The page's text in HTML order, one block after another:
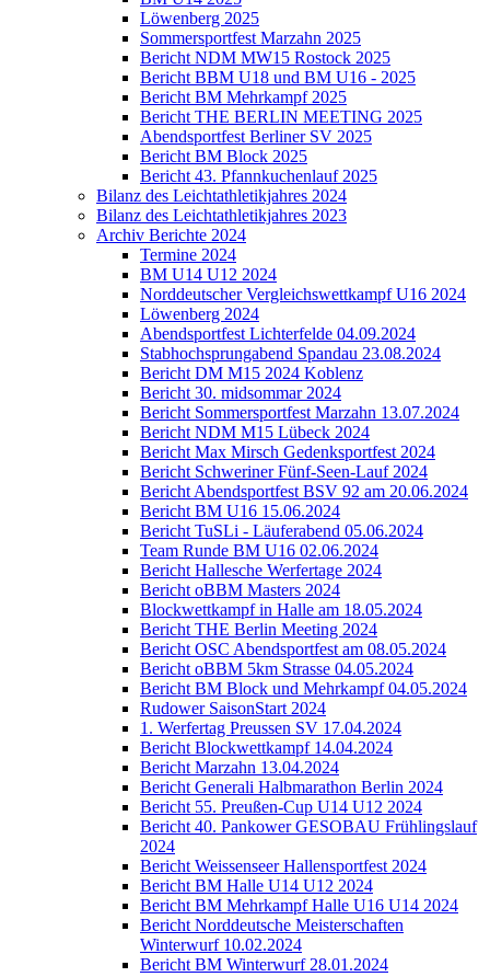
Löwenberg 2025
Sommersportfest Marzahn 2025
Bericht NDM MW15 Rostock 2025
Bericht BBM U18 und BM U16 - 2025
Bericht BM Mehrkampf 2025
Bericht THE BERLIN MEETING 2025
Abendsportfest Berliner SV 2025
Bericht BM Block 2025
Bericht 43. Pfannkuchenlauf 2025
Bilanz des Leichtathletikjahres 2024
Bilanz des Leichtathletikjahres 2023
Archiv Berichte 2024
Termine 2024
BM U14 U12 2024
Norddeutscher Vergleichswettkampf U16 2024
Löwenberg 2024
Abendsportfest Lichterfelde 04.09.2024
Stabhochsprungabend Spandau 23.08.2024
Bericht DM M15 2024 Koblenz
Bericht 30. midsommar 2024
Bericht Sommersportfest Marzahn 13.07.2024
Bericht NDM M15 Lübeck 2024
Bericht Max Mirsch Gedenksportfest 2024
Bericht Schweriner Fünf-Seen-Lauf 2024
Bericht Abendsportfest BSV 92 am 20.06.2024
Bericht BM U16 15.06.2024
Bericht TuSLi - Läuferabend 05.06.2024
Team Runde BM U16 02.06.2024
Bericht Hallesche Werfertage 2024
Bericht oBBM Masters 2024
Blockwettkampf in Halle am 18.05.2024
Bericht THE Berlin Meeting 2024
Bericht OSC Abendsportfest am 08.05.2024
Bericht oBBM 5km Strasse 04.05.2024
Bericht BM Block und Mehrkampf 04.05.2024
Rudower SaisonStart 2024
1. Werfertag Preussen SV 17.04.2024
Bericht Blockwettkampf 14.04.2024
Bericht Marzahn 13.04.2024
Bericht Generali Halbmarathon Berlin 2024
Bericht 55. Preußen-Cup U14 U12 2024
Bericht 40. Pankower GESOBAU Frühlingslauf
2024
Bericht Weissenseer Hallensportfest 2024
Bericht BM Halle U14 U12 2024
Bericht BM Mehrkampf Halle U16 U14 2024
Bericht Norddeutsche Meisterschaften
Winterwurf 10.02.2024
Bericht BM Winterwurf 28.01.2024